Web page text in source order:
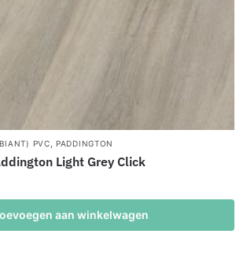
PVC PADDINGTON
Light Grey Click
aan winkelwagen